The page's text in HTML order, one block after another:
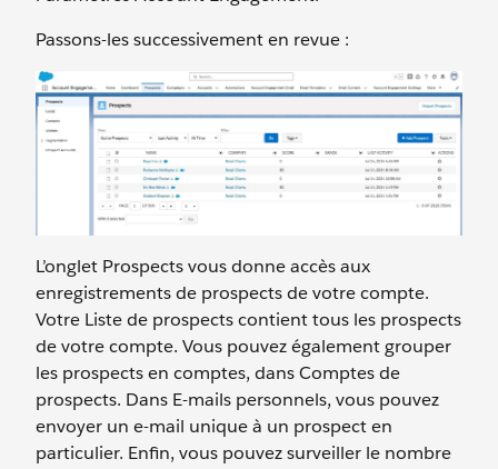
Passons-les successivement en revue :
L’onglet Prospects vous donne accès aux
enregistrements de prospects de votre compte.
Votre Liste de prospects contient tous les prospects
de votre compte. Vous pouvez également grouper
les prospects en comptes, dans Comptes de
prospects. Dans E-mails personnels, vous pouvez
envoyer un e-mail unique à un prospect en
particulier. Enfin, vous pouvez surveiller le nombre